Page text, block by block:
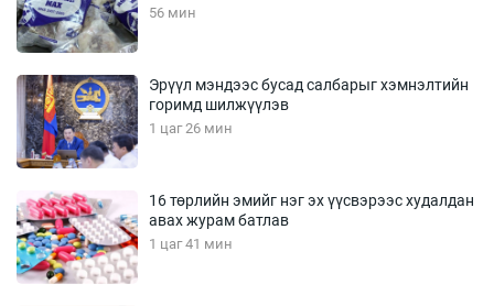
56 мин
Эрүүл мэндээс бусад салбарыг хэмнэлтийн
горимд шилжүүлэв
1 цаг 26 мин
16 төрлийн эмийг нэг эх үүсвэрээс худалдан
авах журам батлав
1 цаг 41 мин